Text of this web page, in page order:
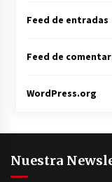
Feed de entradas
Feed de
WordPress.org
Nuestra